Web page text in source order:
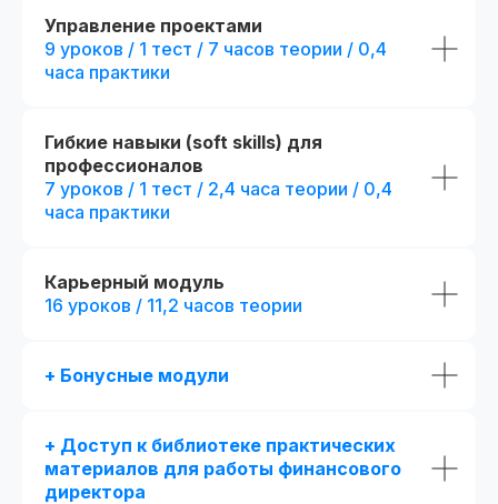
Управление проектами
9 уроков / 1 тест / 7 часов теории / 0,4
часа практики
Гибкие навыки (soft skills) для
профессионалов
7 уроков / 1 тест / 2,4 часа теории / 0,4
часа практики
Карьерный модуль
16 уроков / 11,2 часов теории
+ Бонусные модули
+ Доступ к библиотеке практических
материалов для работы финансового
директора